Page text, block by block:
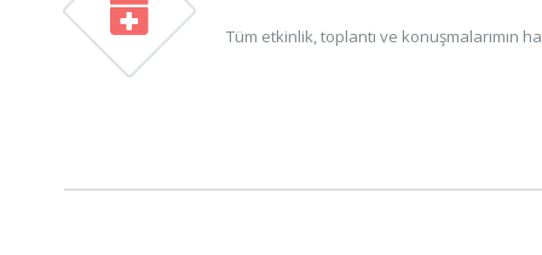
Tüm etkinlik, toplantı ve konuşmalarımın